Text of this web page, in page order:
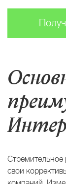
Стремительное
свои